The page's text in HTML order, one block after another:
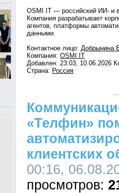
OSMI IT — российский ИИ- и
Компания разрабатывает
агентов, платформы
данными.
Контактное лицо: Добрынина
Компания: OSMI IT
Добавлен: 23:03, 10.06.2026
Страна: Россия
«Телфин»
клиентских
00:16,